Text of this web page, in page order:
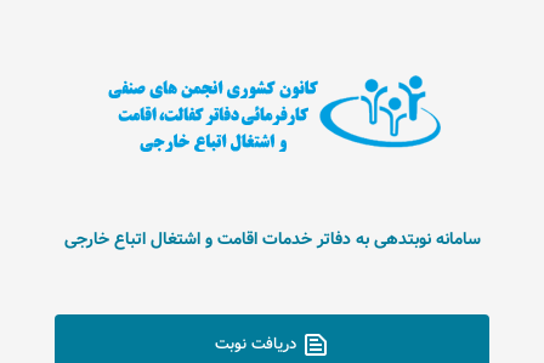
سامانه نوبتدهی به دفاتر خدمات اقامت و اشتغال اتباع خارجی
text_snippet دریافت نوبت